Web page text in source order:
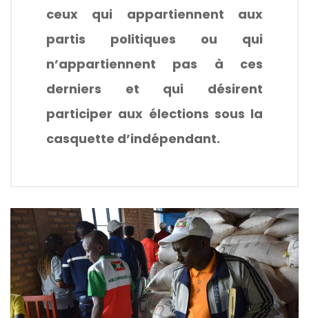
ceux qui appartiennent aux
partis politiques ou qui
n’appartiennent pas à ces
derniers et qui désirent
participer aux élections sous la
casquette d’indépendant.